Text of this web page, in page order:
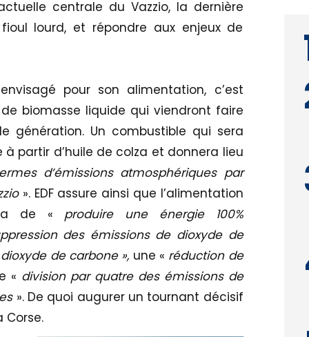
centrale du Vazzio, la dernière
lourd, et répondre aux enjeux de
pour son alimentation, c’est
biomasse liquide qui viendront faire
génération. Un combustible qui sera
partir d’huile de colza et donnera lieu
d’émissions atmosphériques par
». EDF assure ainsi que l’alimentation
de « produire une énergie 100%
des émissions de dioxyde de
de carbone », une « réduction de
« division par quatre des émissions de
». De quoi augurer un tournant décisif